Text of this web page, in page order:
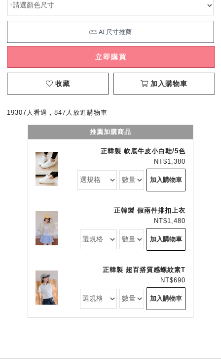
立即購買
收藏 加入購物車
19307人看過，847人放進購物車
推薦加購商品
正韓製 軟底牛皮小白鞋/5色
NT$1,380
加入購物車
正韓製 假兩件排扣上衣
NT$1,480
加入購物車
正韓製 超百搭質感螺紋素T
NT$690
加入購物車